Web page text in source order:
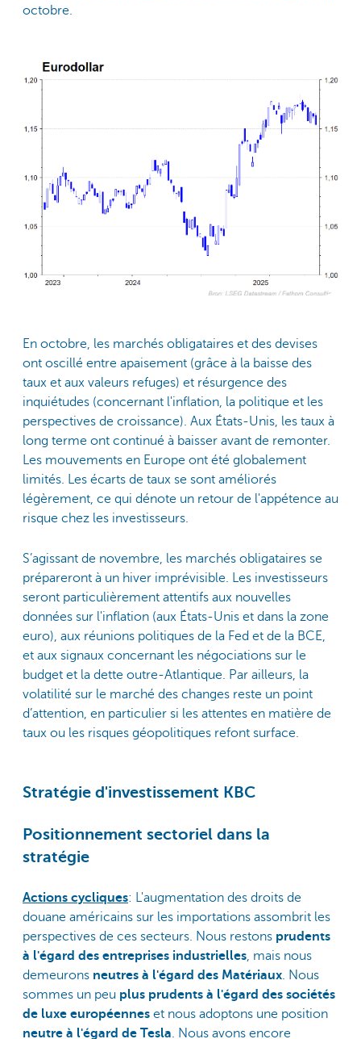
octobre.
En octobre, les marchés obligataires et des devises
ont oscillé entre apaisement (grâce à la baisse des
taux et aux valeurs refuges) et résurgence des
inquiétudes (concernant l'inflation, la politique et les
perspectives de croissance). Aux États-Unis, les taux à
long terme ont continué à baisser avant de remonter.
Les mouvements en Europe ont été globalement
limités. Les écarts de taux se sont améliorés
légèrement, ce qui dénote un retour de l'appétence au
risque chez les investisseurs.
S’agissant de novembre, les marchés obligataires se
prépareront à un hiver imprévisible. Les investisseurs
seront particulièrement attentifs aux nouvelles
données sur l'inflation (aux États-Unis et dans la zone
euro), aux réunions politiques de la Fed et de la BCE,
et aux signaux concernant les négociations sur le
budget et la dette outre-Atlantique. Par ailleurs, la
volatilité sur le marché des changes reste un point
d’attention, en particulier si les attentes en matière de
taux ou les risques géopolitiques refont surface.
Stratégie d'investissement KBC
Positionnement sectoriel dans la
stratégie
Actions cycliques: L'augmentation des droits de
douane américains sur les importations assombrit les
perspectives de ces secteurs. Nous restons prudents
à l'égard des entreprises industrielles, mais nous
demeurons neutres à l'égard des Matériaux. Nous
sommes un peu plus prudents à l'égard des sociétés
de luxe européennes et nous adoptons une position
neutre à l'égard de Tesla. Nous avons encore